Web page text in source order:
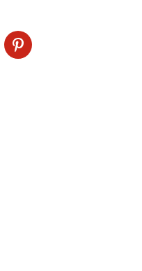
pinterest